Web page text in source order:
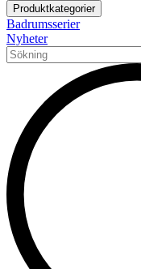
Produktkategorier
Badrumsserier
Nyheter